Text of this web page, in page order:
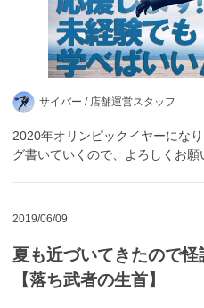
サイバー / 店舗運営スタッフ
2020年オリンピックイヤーにな
グ書いていくので、よろしくお願
2019/06/09
夏も近づいてきたので怪
【落ち武者の生首】